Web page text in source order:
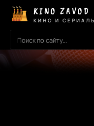
KINO ZAVOD
КИНО И